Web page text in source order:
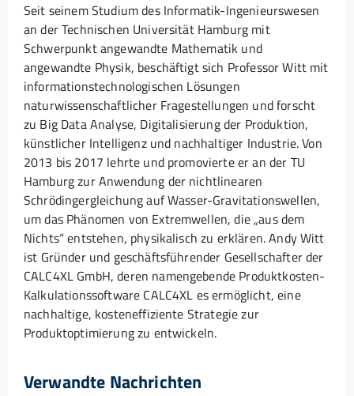
Seit seinem Studium des Informatik-Ingenieurswesen
an der Technischen Universität Hamburg mit
Schwerpunkt angewandte Mathematik und
angewandte Physik, beschäftigt sich Professor Witt mit
informationstechnologischen Lösungen
naturwissenschaftlicher Fragestellungen und forscht
zu Big Data Analyse, Digitalisierung der Produktion,
künstlicher Intelligenz und nachhaltiger Industrie. Von
2013 bis 2017 lehrte und promovierte er an der TU
Hamburg zur Anwendung der nichtlinearen
Schrödingergleichung auf Wasser-Gravitationswellen,
um das Phänomen von Extremwellen, die „aus dem
Nichts“ entstehen, physikalisch zu erklären. Andy Witt
ist Gründer und geschäftsführender Gesellschafter der
CALC4XL GmbH, deren namengebende Produktkosten-
Kalkulationssoftware CALC4XL es ermöglicht, eine
nachhaltige, kosteneffiziente Strategie zur
Produktoptimierung zu entwickeln.
Verwandte Nachrichten